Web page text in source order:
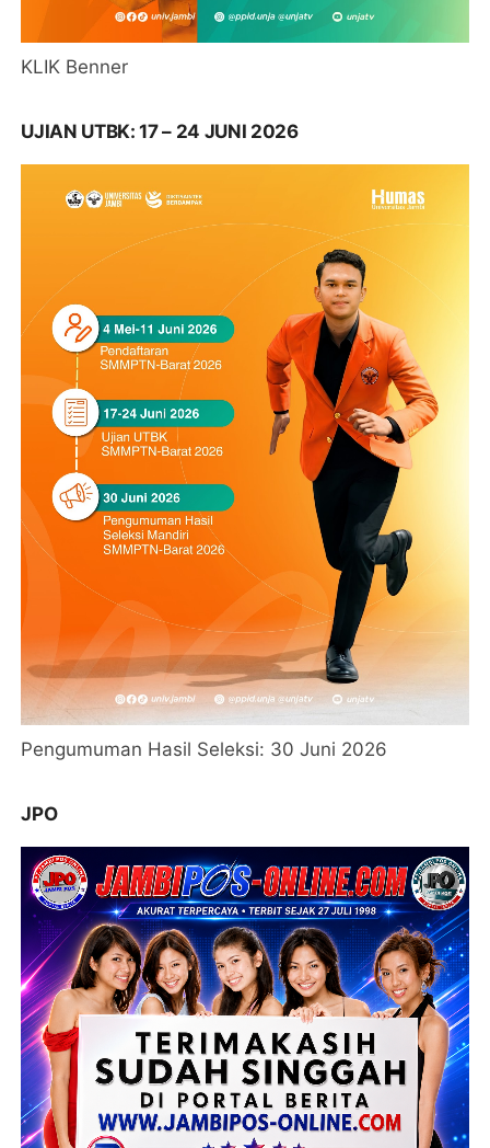
KLIK Benner
UJIAN UTBK: 17 – 24 JUNI 2026
Pengumuman Hasil Seleksi: 30 Juni 2026
JPO